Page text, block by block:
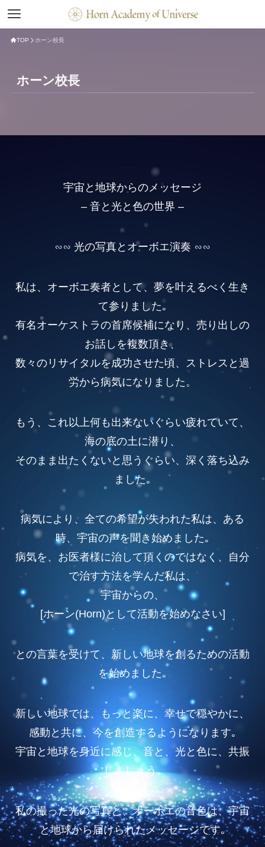
TOP ホーン校長
ホーン校長
宇宙と地球からのメッセージ
– 音と光と色の世界 –
∽∽ 光の写真とオーボエ演奏 ∽∽
私は、オーボエ奏者として、夢を叶えるべく生き
て参りました｡
有名オーケストラの首席候補になり、売り出しの
お話しを複数頂き、
数々のリサイタルを成功させた頃、ストレスと過
労から病気になりました。
もう、これ以上何も出来ないぐらい疲れていて、
海の底の土に潜り、
そのまま出たくないと思うぐらい、深く落ち込み
ました｡
病気により、全ての希望が失われた私は、ある
時、宇宙の声を聞き始めました｡
病気を、お医者様に治して頂くのではなく、自分
で治す方法を学んだ私は、
宇宙からの、
[ホーン(Horn)として活動を始めなさい]
との言葉を受けて、新しい地球を創るための活動
を始めました｡
新しい地球では、もっと楽に、幸せで穏やかに、
感動と共に、今を創造するようになります｡
宇宙と地球を身近に感じ、音と、光と色に、共振
しましょう｡
私の撮った光の写真と、オーボエの音色は、宇宙
と地球から届けられたメッセージです｡